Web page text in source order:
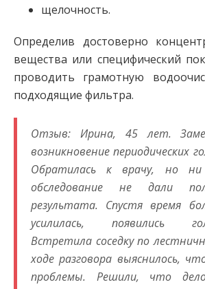
щелочность.
Определив достоверно
вещества или специфический
проводить грамотную
подходящие фильтра.
Отзыв: Ирина, 45 лет.
возникновение периодических
Обратилась к врачу, но
обследование не дали
результата. Спустя время
усилилась, появились
Встретила соседку по
ходе разговора выяснилось,
проблемы. Решили, что